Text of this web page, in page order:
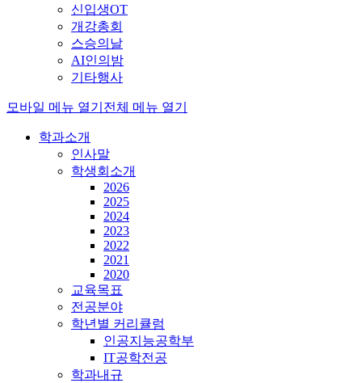
신입생OT
개강총회
스승의날
AI인의밤
기타행사
모바일 메뉴 열기 전체 메뉴 열기
학과소개
인사말
학생회소개
2026
2025
2024
2023
2022
2021
2020
교육목표
전공분야
학년별 커리큘럼
인공지능공학부
IT공학전공
학과내규